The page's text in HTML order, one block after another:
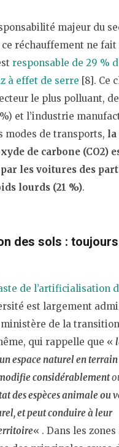
majeur du
réchauffement ne fait
responsable de 29 %
à effet de serre [8]. Ce
le plus polluant,
et l’industrie
modes de transports, la
de carbone (CO2)
les voitures des
lourds (21 %).
des sols :
de l’artificialisation
est largement
de la transition
qui rappelle que «
espace naturel en terrain
considérablement
des espèces animale ou
et peut conduire à leur
« . Dans les